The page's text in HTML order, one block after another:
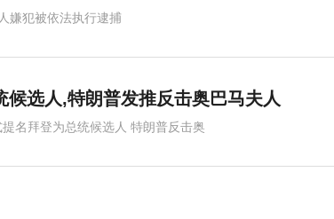
嫌犯被依法执行逮捕
候选人,特朗普发推反击奥巴马夫人
提名拜登为总统候选人 特朗普反击奥